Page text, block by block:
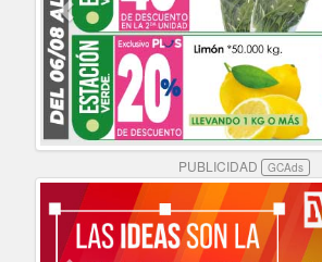
PUBLICIDAD GCAds